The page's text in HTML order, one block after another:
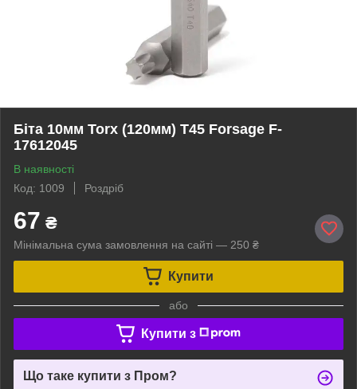
Біта 10мм Torx (120мм) T45 Forsage F-
17612045
В наявності
Код: 1009
Роздріб
67 ₴
Мінімальна сума замовлення на сайті — 250 ₴
Купити
або
Купити з
Що таке купити з Пром?